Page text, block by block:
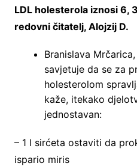
LDL holesterola iznosi 6,
redovni čitatelj, Alojzij D.
Branislava
savjetuje da se za
holesterolom
kaže, itekako
jednostavan:
– 1 l sirćeta ostaviti da
ispario miris